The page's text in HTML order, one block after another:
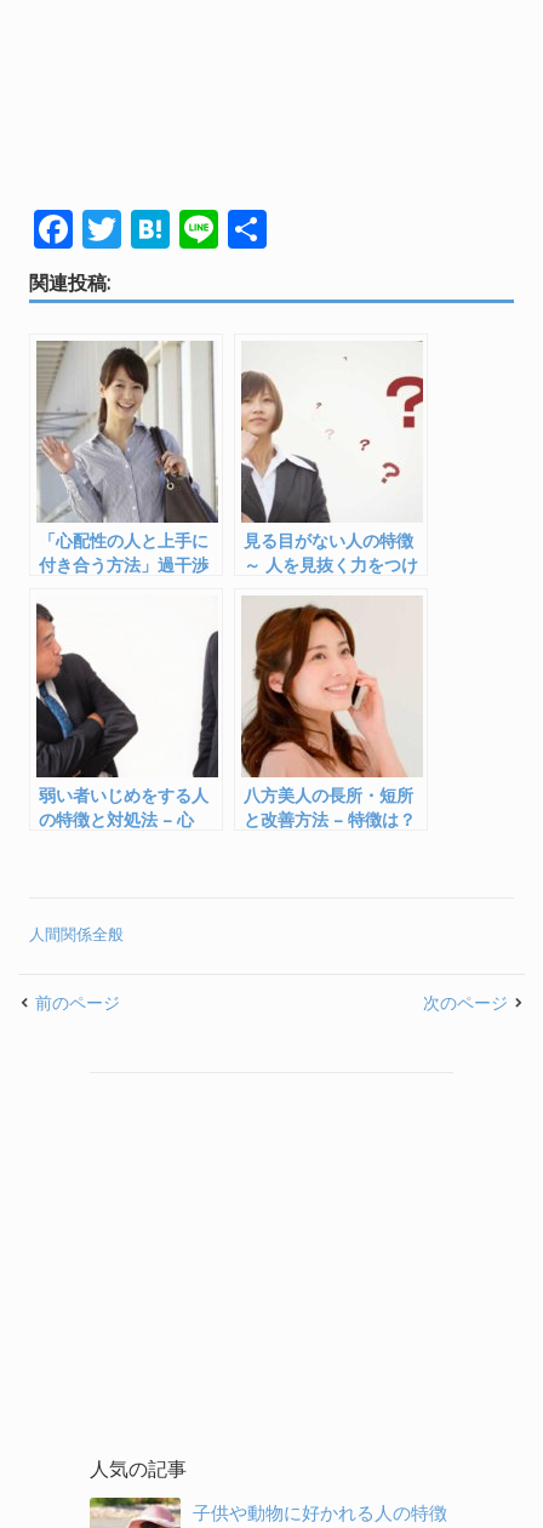
F
ac
e
b
o
k
T
itt
er
H
e
n
a
Li
e
関連投稿:
「心配性の人と上手に
付き合う方法」過干渉
なる
見る目がない人の特徴
～ 人を見抜く力をつけ
弱い者いじめをする人
の特徴と対処法 – 心
八方美人の長所・短所
と改善方法 – 特徴は？
人間関係全般
前のページ 次のページ
人気の記事
子供や動物に好かれる人の特徴